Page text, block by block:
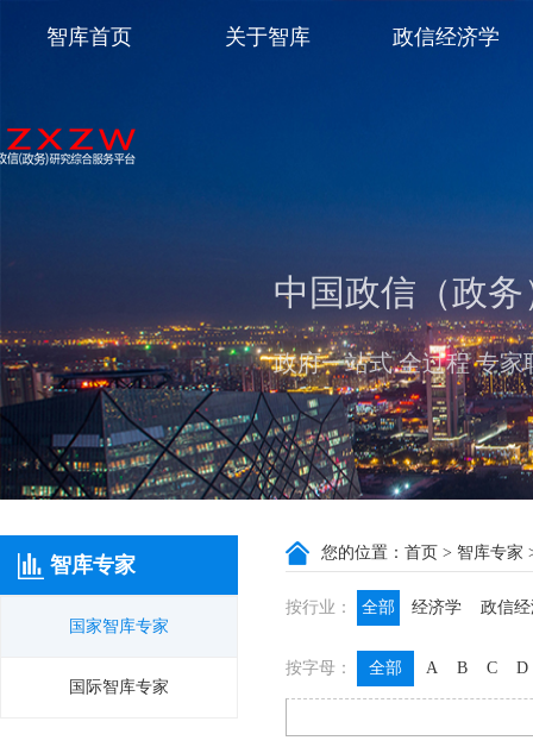
中国政信（政
政府一站式 全过程 专
智库首页 关于智库 政信经济学
智库专家
国家智库专家
国际智库专家
您的位置： 首页 > 智库专家
按行业： 全部 经济学
政信
膳食养生
名医西药
按字母： 全部 A B C D